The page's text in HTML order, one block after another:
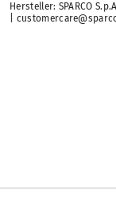
Hersteller: SPARCO
|